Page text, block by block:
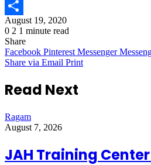
Email
Share
August 19, 2020
0 2 1 minute read
Share
Facebook Pinterest Messenger
Share via Email Print
Read Next
Ragam
August 7, 2026
JAH Training